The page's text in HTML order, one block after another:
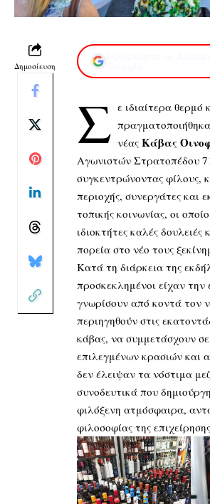
Δημοσίευση
Σ ε ιδιαίτερα θερμό
νέας Κάβας
Αγωνιστών Στρατοπέδου
συγκεντρώνοντας φίλους,
περιοχής, συνεργάτες και
τοπικής κοινωνίας, οι
ιδιοκτήτες καλές δουλειές
πορεία στο νέο τους
Κατά τη διάρκεια της
προσκεκλημένοι είχαν την
γνωρίσουν από κοντά τον
περιηγηθούν στις
κάβας, να συμμετάσχουν
επιλεγμένων κρασιών και
δεν έλειψαν τα νόστιμα
συνοδευτικά που
φιλόξενη ατμόσφαιρα,
φιλοσοφίας της